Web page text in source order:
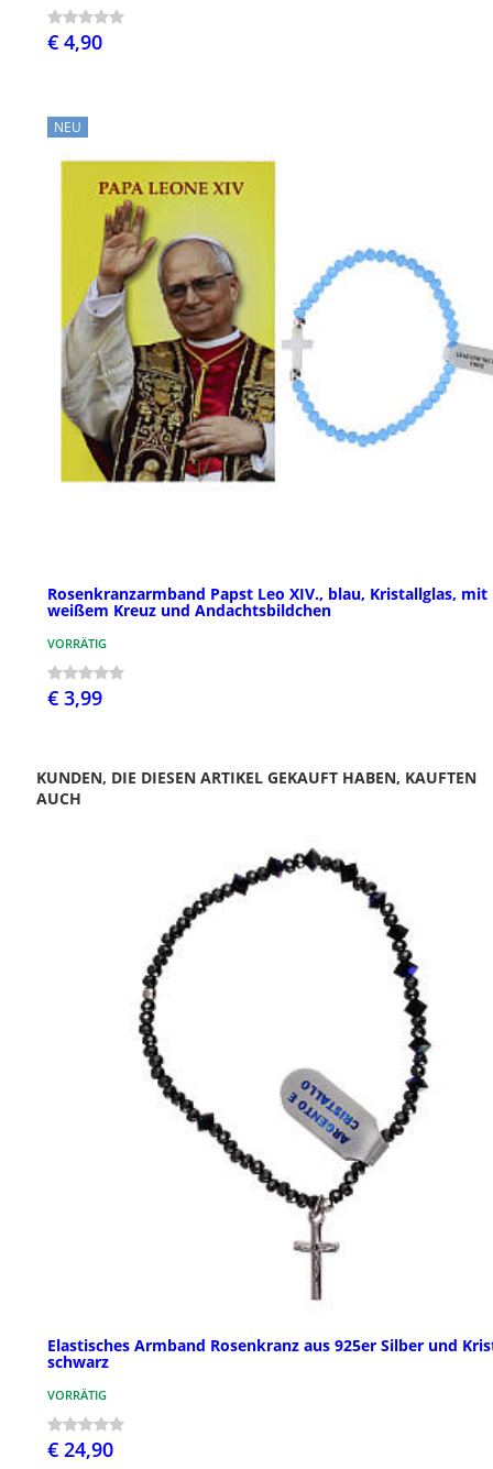
€ 4,90
NEU
Rosenkranzarmband Papst Leo XIV., blau, Kristallglas, mit
weißem Kreuz und Andachtsbildchen
VORRÄTIG
€ 3,99
KUNDEN, DIE DIESEN ARTIKEL GEKAUFT HABEN, KAUFTEN
AUCH
Elastisches Armband Rosenkranz aus 925er Silber und
schwarz
VORRÄTIG
€ 24,90